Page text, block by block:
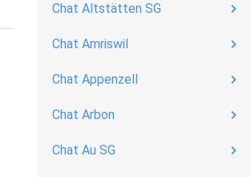
Chat Altstätten SG
Chat Amriswil
Chat Appenzell
Chat Arbon
Chat Au SG